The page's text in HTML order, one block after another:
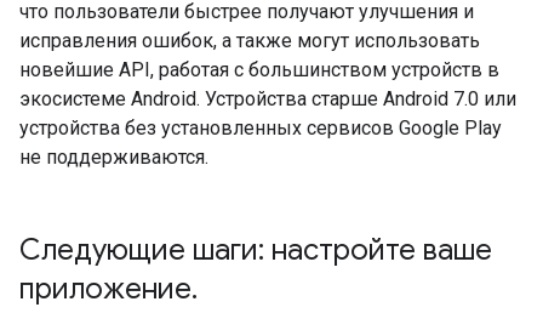
что пользователи быстрее получают улучшения и
исправления ошибок, а также могут использовать
новейшие API, работая с большинством устройств в
экосистеме Android. Устройства старше Android 7.0 или
устройства без установленных сервисов Google Play
не поддерживаются.
Следующие шаги: настройте ваше
приложение.